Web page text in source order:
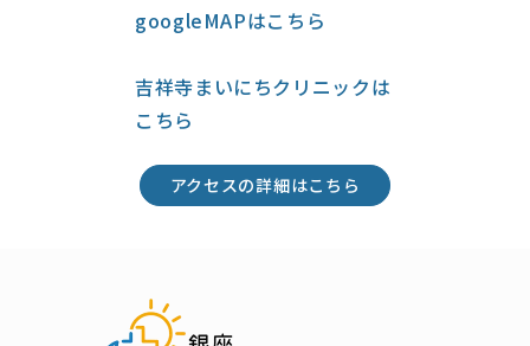
googleMAPはこちら
吉祥寺まいにちクリニックは
こちら
アクセスの詳細はこちら